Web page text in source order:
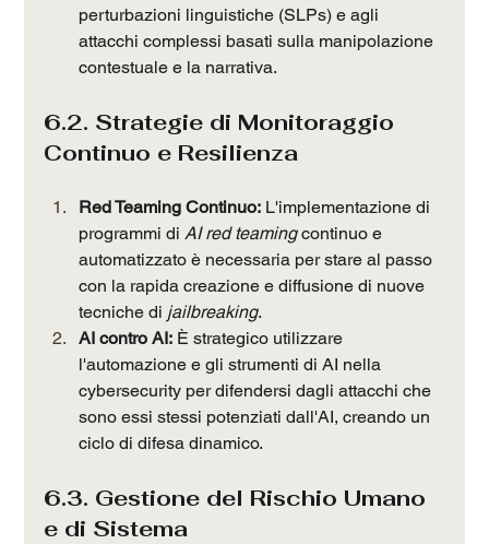
perturbazioni linguistiche (SLPs) e agli
attacchi complessi basati sulla manipolazione
contestuale e la narrativa.
6.2. Strategie di Monitoraggio
Continuo e Resilienza
Red Teaming Continuo: L'implementazione di
programmi di AI red teaming continuo e
automatizzato è necessaria per stare al passo
con la rapida creazione e diffusione di nuove
tecniche di jailbreaking.
AI contro AI: È strategico utilizzare
l'automazione e gli strumenti di AI nella
cybersecurity per difendersi dagli attacchi che
sono essi stessi potenziati dall'AI, creando un
ciclo di difesa dinamico.
6.3. Gestione del Rischio Umano
e di Sistema